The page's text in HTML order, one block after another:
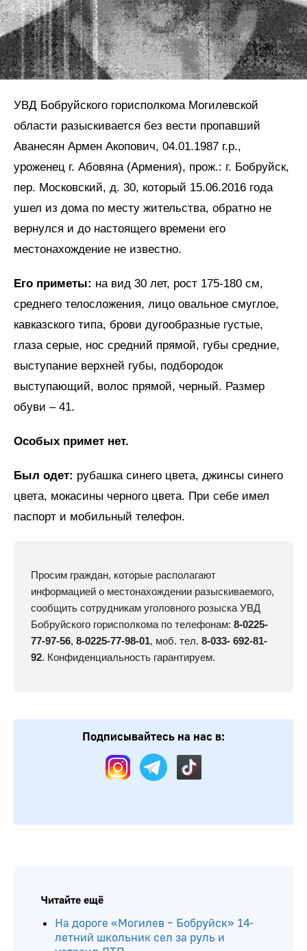
УВД Бобруйского горисполкома Могилевской
области разыскивается без вести пропавший
Аванесян Армен Акопович, 04.01.1987 г.р.,
уроженец г. Абовяна (Армения), прож.: г. Бобруйск,
пер. Московский, д. 30, который 15.06.2016 года
ушел из дома по месту жительства, обратно не
вернулся и до настоящего времени его
местонахождение не известно.
Его приметы: на вид 30 лет, рост 175-180 см,
среднего телосложения, лицо овальное смуглое,
кавказского типа, брови дугообразные густые,
глаза серые, нос средний прямой, губы средние,
выступание верхней губы, подбородок
выступающий, волос прямой, черный. Размер
обуви – 41.
Особых примет нет.
Был одет: рубашка синего цвета, джинсы синего
цвета, мокасины черного цвета. При себе имел
паспорт и мобильный телефон.
Просим граждан, которые располагают
информацией о местонахождении разыскиваемого,
сообщить сотрудникам уголовного розыска УВД
Бобруйского горисполкома по телефонам: 8-0225-
77-97-56, 8-0225-77-98-01, моб. тел. 8-033- 692-81-
92. Конфиденциальность гарантируем.
Подписывайтесь на нас в: